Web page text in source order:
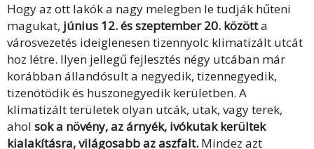
Hogy az ott lakók a nagy melegben le tudják hűteni
magukat, június 12. és szeptember 20. közötta
városvezetés ideiglenesen tizennyolc klimatizált utcát
hoz létre. Ilyen jellegű fejlesztés négy utcában már
korábban állandósult a negyedik, tizennegyedik,
tizenötödik és huszonegyedik kerületben. A
klimatizált területek olyan utcák, utak, vagy terek,
ahol sok a növény, az árnyék, ivókutak kerültek
kialakításra, világosabb az aszfalt. Mindez azt